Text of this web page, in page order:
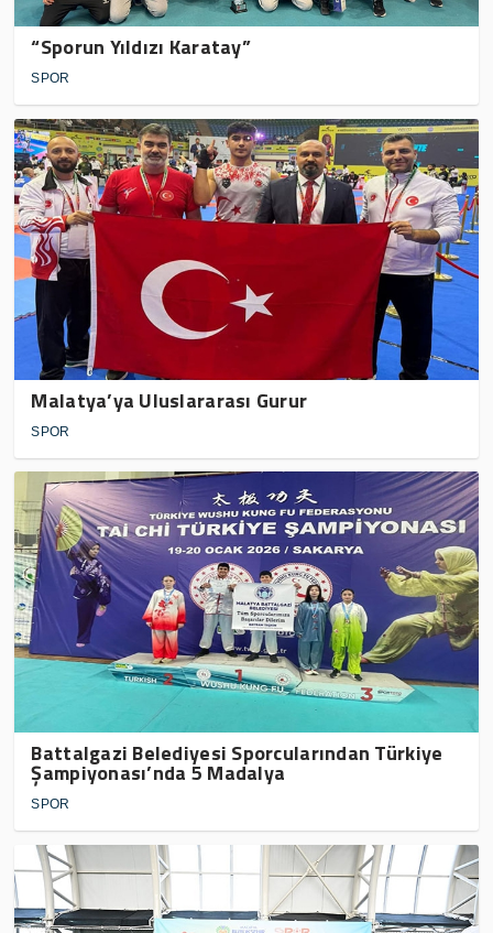
“Sporun Yıldızı Karatay”
SPOR
Malatya’ya Uluslararası Gurur
SPOR
Battalgazi Belediyesi Sporcularından Türkiye
Şampiyonası’nda 5 Madalya
SPOR